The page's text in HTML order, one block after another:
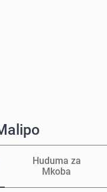
Huduma za
Mkoba